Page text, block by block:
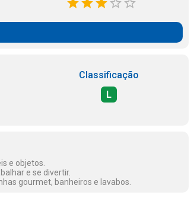
Classificação
L
e objetos.
e se divertir.
gourmet, banheiros e lavabos.